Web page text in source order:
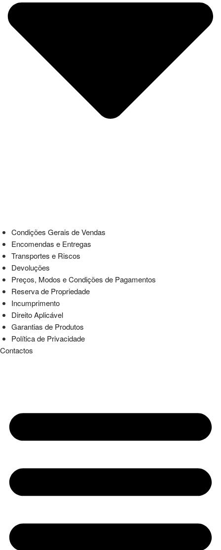
Condições Gerais de Vendas
Encomendas e Entregas
Transportes e Riscos
Devoluções
Preços, Modos e Condições de Pagamentos
Reserva de Propriedade
Incumprimento
Direito Aplicável
Garantias de Produtos
Política de Privacidade
Contactos